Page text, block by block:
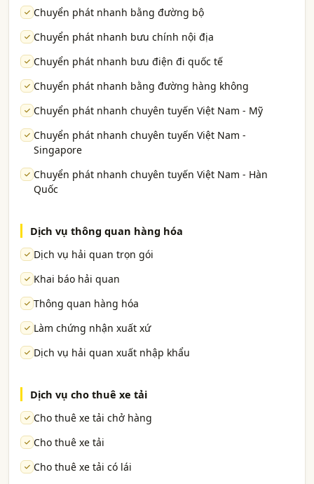
Chuyển phát nhanh bằng đường bộ
Chuyển phát nhanh bưu chính nội địa
Chuyển phát nhanh bưu điện đi quốc tế
Chuyển phát nhanh bằng đường hàng không
Chuyển phát nhanh chuyên tuyến Việt Nam - Mỹ
Chuyển phát nhanh chuyên tuyến Việt Nam -
Singapore
Chuyển phát nhanh chuyên tuyến Việt Nam - Hàn
Quốc
Dịch vụ thông quan hàng hóa
Dịch vụ hải quan trọn gói
Khai báo hải quan
Thông quan hàng hóa
Làm chứng nhận xuất xứ
Dịch vụ hải quan xuất nhập khẩu
Dịch vụ cho thuê xe tải
Cho thuê xe tải chở hàng
Cho thuê xe tải
Cho thuê xe tải có lái